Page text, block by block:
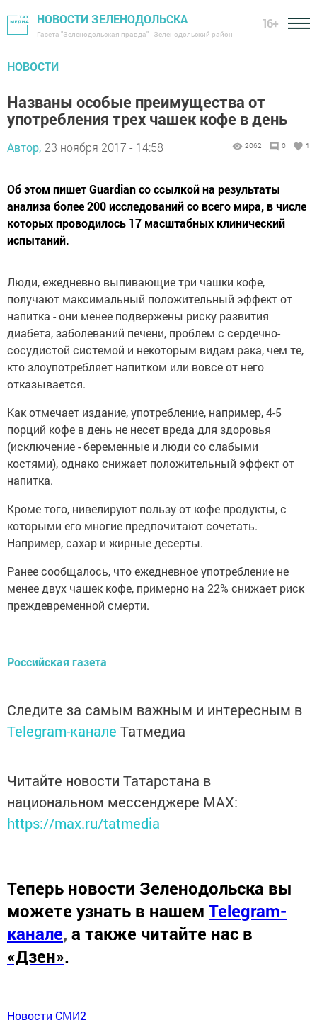
НОВОСТИ ЗЕЛЕНОДОЛЬСКА
Газета "Зеленодольская правда" - Зеленодольский район
16+
НОВОСТИ
Названы особые преимущества от
употребления трех чашек кофе в день
Автор, 23 ноября 2017 - 14:58 2062 0 1
Об этом пишет Guardian со ссылкой на результаты
анализа более 200 исследований со всего мира, в числе
которых проводилось 17 масштабных клинический
испытаний.
Люди, ежедневно выпивающие три чашки кофе,
получают максимальный положительный эффект от
напитка - они менее подвержены риску развития
диабета, заболеваний печени, проблем с сердечно-
сосудистой системой и некоторым видам рака, чем те,
кто злоупотребляет напитком или вовсе от него
отказывается.
Как отмечает издание, употребление, например, 4-5
порций кофе в день не несет вреда для здоровья
(исключение - беременные и люди со слабыми
костями), однако снижает положительный эффект от
напитка.
Кроме того, нивелируют пользу от кофе продукты, с
которыми его многие предпочитают сочетать.
Например, сахар и жирные десерты.
Ранее сообщалось, что ежедневное употребление не
менее двух чашек кофе, примерно на 22% снижает риск
преждевременной смерти.
Российская газета
Следите за самым важным и интересным в
Telegram-канале Татмедиа
Читайте новости Татарстана в
национальном мессенджере MАХ:
https://max.ru/tatmedia
Теперь новости Зеленодольска вы
можете узнать в нашем Telegram-
канале, а также читайте нас в
«Дзен».
Новости СМИ2